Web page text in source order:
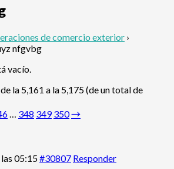
de comercio exterior ›
nfgvbg
vacío.
la 5,161 a la 5,175 (de un total de
… 348 349 350→
05:15#30807 Responder